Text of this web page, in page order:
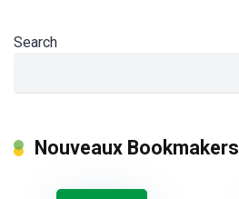
Search
Nouveaux Bookmakers